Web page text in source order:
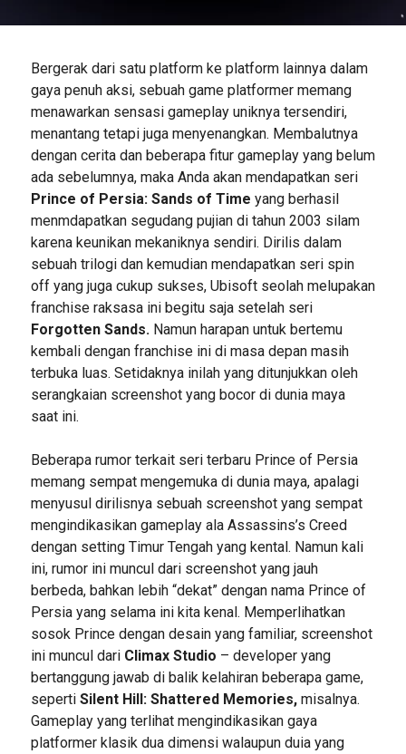
Bergerak dari satu platform ke platform lainnya dalam
gaya penuh aksi, sebuah game platformer memang
menawarkan sensasi gameplay uniknya tersendiri,
menantang tetapi juga menyenangkan. Membalutnya
dengan cerita dan beberapa fitur gameplay yang belum
ada sebelumnya, maka Anda akan mendapatkan seri
Prince of Persia: Sands of Time yang berhasil
menmdapatkan segudang pujian di tahun 2003 silam
karena keunikan mekaniknya sendiri. Dirilis dalam
sebuah trilogi dan kemudian mendapatkan seri spin
off yang juga cukup sukses, Ubisoft seolah melupakan
franchise raksasa ini begitu saja setelah seri
Forgotten Sands.Namun harapan untuk bertemu
kembali dengan franchise ini di masa depan masih
terbuka luas. Setidaknya inilah yang ditunjukkan oleh
serangkaian screenshot yang bocor di dunia maya
saat ini.
Beberapa rumor terkait seri terbaru Prince of Persia
memang sempat mengemuka di dunia maya, apalagi
menyusul dirilisnya sebuah screenshot yang sempat
mengindikasikan gameplay ala Assassins’s Creed
dengan setting Timur Tengah yang kental. Namun kali
ini, rumor ini muncul dari screenshot yang jauh
berbeda, bahkan lebih “dekat” dengan nama Prince of
Persia yang selama ini kita kenal. Memperlihatkan
sosok Prince dengan desain yang familiar, screenshot
ini muncul dari Climax Studio – developer yang
bertanggung jawab di balik kelahiran beberapa game,
seperti Silent Hill: Shattered Memories,misalnya.
Gameplay yang terlihat mengindikasikan gaya
platformer klasik dua dimensi walaupun duia yang